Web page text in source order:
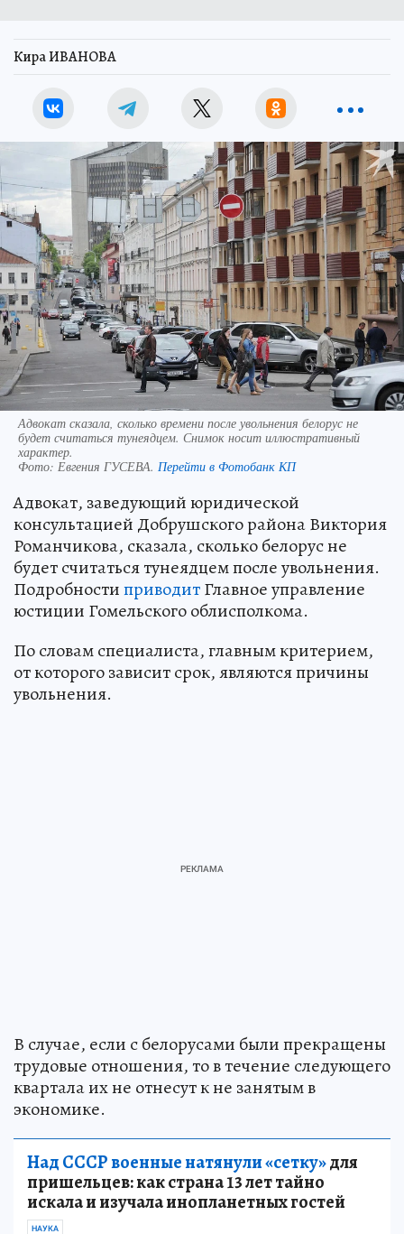
Кира ИВАНОВА
Адвокат сказала, сколько времени после увольнения белорус не
будет считаться тунеядцем. Снимок носит иллюстративный
характер.
Фото: Евгения ГУСЕВА. Перейти в Фотобанк КП
Адвокат, заведующий юридической
консультацией Добрушского района Виктория
Романчикова, сказала, сколько белорус не
будет считаться тунеядцем после увольнения.
ПодробностиприводитГлавное управление
юстиции Гомельского облисполкома.
По словам специалиста, главным критерием,
от которого зависит срок, являются причины
увольнения.
В случае, если с белорусами были прекращены
трудовые отношения, то в течение следующего
квартала их не отнесут к не занятым в
экономике.
Над СССР военные натянули «сетку»для
пришельцев: как страна 13 лет тайно
искала и изучала инопланетных гостей
НАУКА